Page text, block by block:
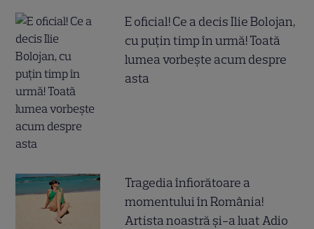
E oficial! Ce a decis Ilie Bolojan,
cu puțin timp în urmă! Toată
lumea vorbește acum despre
asta
Tragedia înfiorătoare a
momentului în România!
Artista noastră și-a luat Adio